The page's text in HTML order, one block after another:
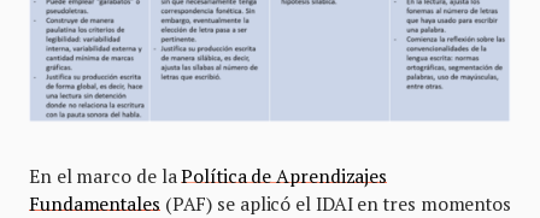
En el marco de laPolítica de Aprendizajes
Fundamentales(PAF) se aplicó el IDAI en tres momentos